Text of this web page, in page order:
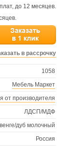
до 12 месяцев.
в рассрочку
1058
Мебель Маркет
от производителя
ЛДСП/МДФ
венге/дуб молочный
Россия